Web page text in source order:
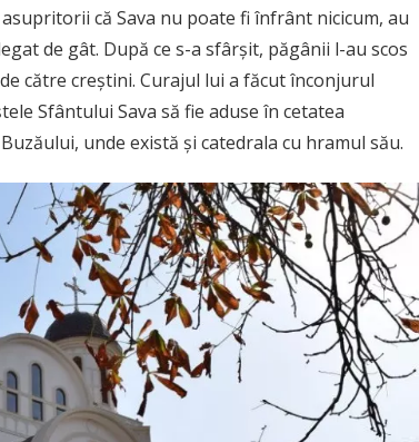
că Sava nu poate fi înfrânt nicicum, au
de gât. După ce s-a sfârșit, păgânii l-au scos
către creștini. Curajul lui a făcut înconjurul
Sfântului Sava să fie aduse în cetatea
unde există și catedrala cu hramul său.